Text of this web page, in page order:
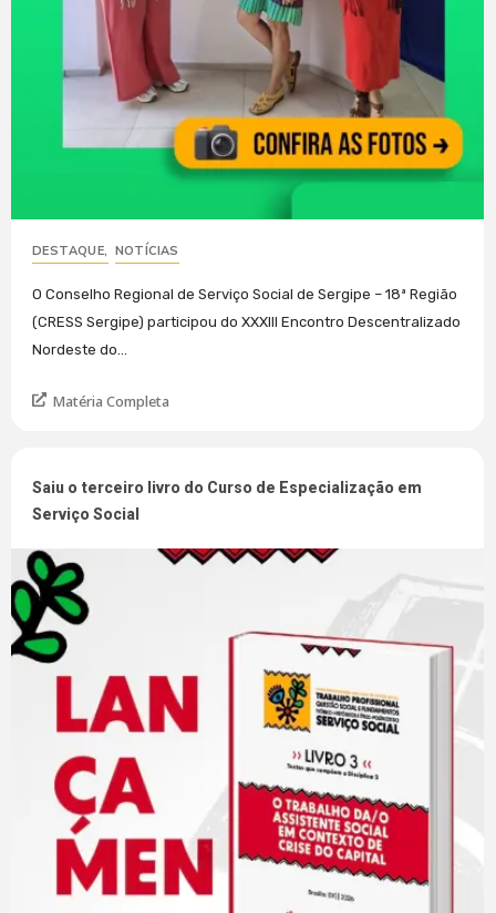
DESTAQUE, NOTÍCIAS
O Conselho Regional de Serviço Social de Sergipe – 18ª Região
(CRESS Sergipe) participou do XXXIII Encontro Descentralizado
Nordeste do...
Matéria Completa
Saiu o terceiro livro do Curso de Especialização em
Serviço Social